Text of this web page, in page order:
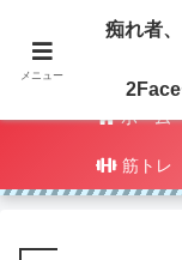
ホーム
筋トレ
メニュー
痴れ者